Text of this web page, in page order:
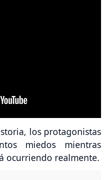
los protagonistas
miedos mientras
ocurriendo realmente.